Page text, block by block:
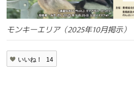
モンキーエリア（2025年10月掲示）
いいね！ 14